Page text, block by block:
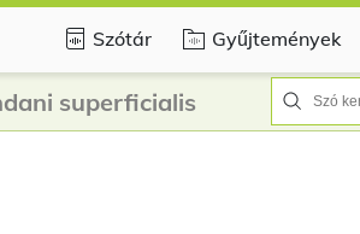
Szótár Gyűjtemények
superficialis